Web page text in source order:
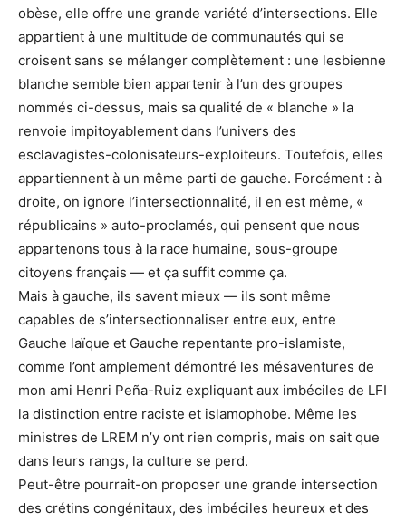
obèse, elle offre une grande variété d’intersections. Elle
appartient à une multitude de communautés qui se
croisent sans se mélanger complètement : une lesbienne
blanche semble bien appartenir à l’un des groupes
nommés ci-dessus, mais sa qualité de « blanche » la
renvoie impitoyablement dans l’univers des
esclavagistes-colonisateurs-exploiteurs. Toutefois, elles
appartiennent à un même parti de gauche. Forcément : à
droite, on ignore l’intersectionnalité, il en est même, «
républicains » auto-proclamés, qui pensent que nous
appartenons tous à la race humaine, sous-groupe
citoyens français — et ça suffit comme ça.
Mais à gauche, ils savent mieux — ils sont même
capables de s’intersectionnaliser entre eux, entre
Gauche laïque et Gauche repentante pro-islamiste,
comme l’ont amplement démontré les mésaventures de
mon ami Henri Peña-Ruiz expliquant aux imbéciles de LFI
la distinction entre raciste et islamophobe. Même les
ministres de LREM n’y ont rien compris, mais on sait que
dans leurs rangs, la culture se perd.
Peut-être pourrait-on proposer une grande intersection
des crétins congénitaux, des imbéciles heureux et des